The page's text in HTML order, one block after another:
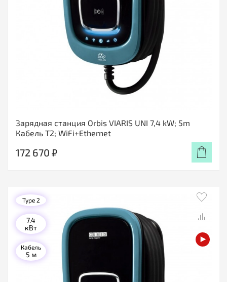
Зарядная станция Orbis VIARIS UNI 7,4 kW; 5m
Кабель T2; WiFi+Ethernet
172 670 ₽
Type 2
7.4
кВт
Кабель
5 м